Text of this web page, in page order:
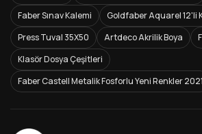
Faber Sınav Kalemi
Goldfaber Aquarel 12'li
Press Tuval 35X50
Artdeco Akrilik Boya
Klasör Dosya Çeşitleri
Faber Castell Metalik Fosforlu Yeni Renkler 2021